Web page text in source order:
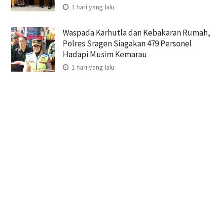
1 hari yang lalu
Waspada Karhutla dan Kebakaran Rumah,
Polres Sragen Siagakan 479 Personel
Hadapi Musim Kemarau
1 hari yang lalu